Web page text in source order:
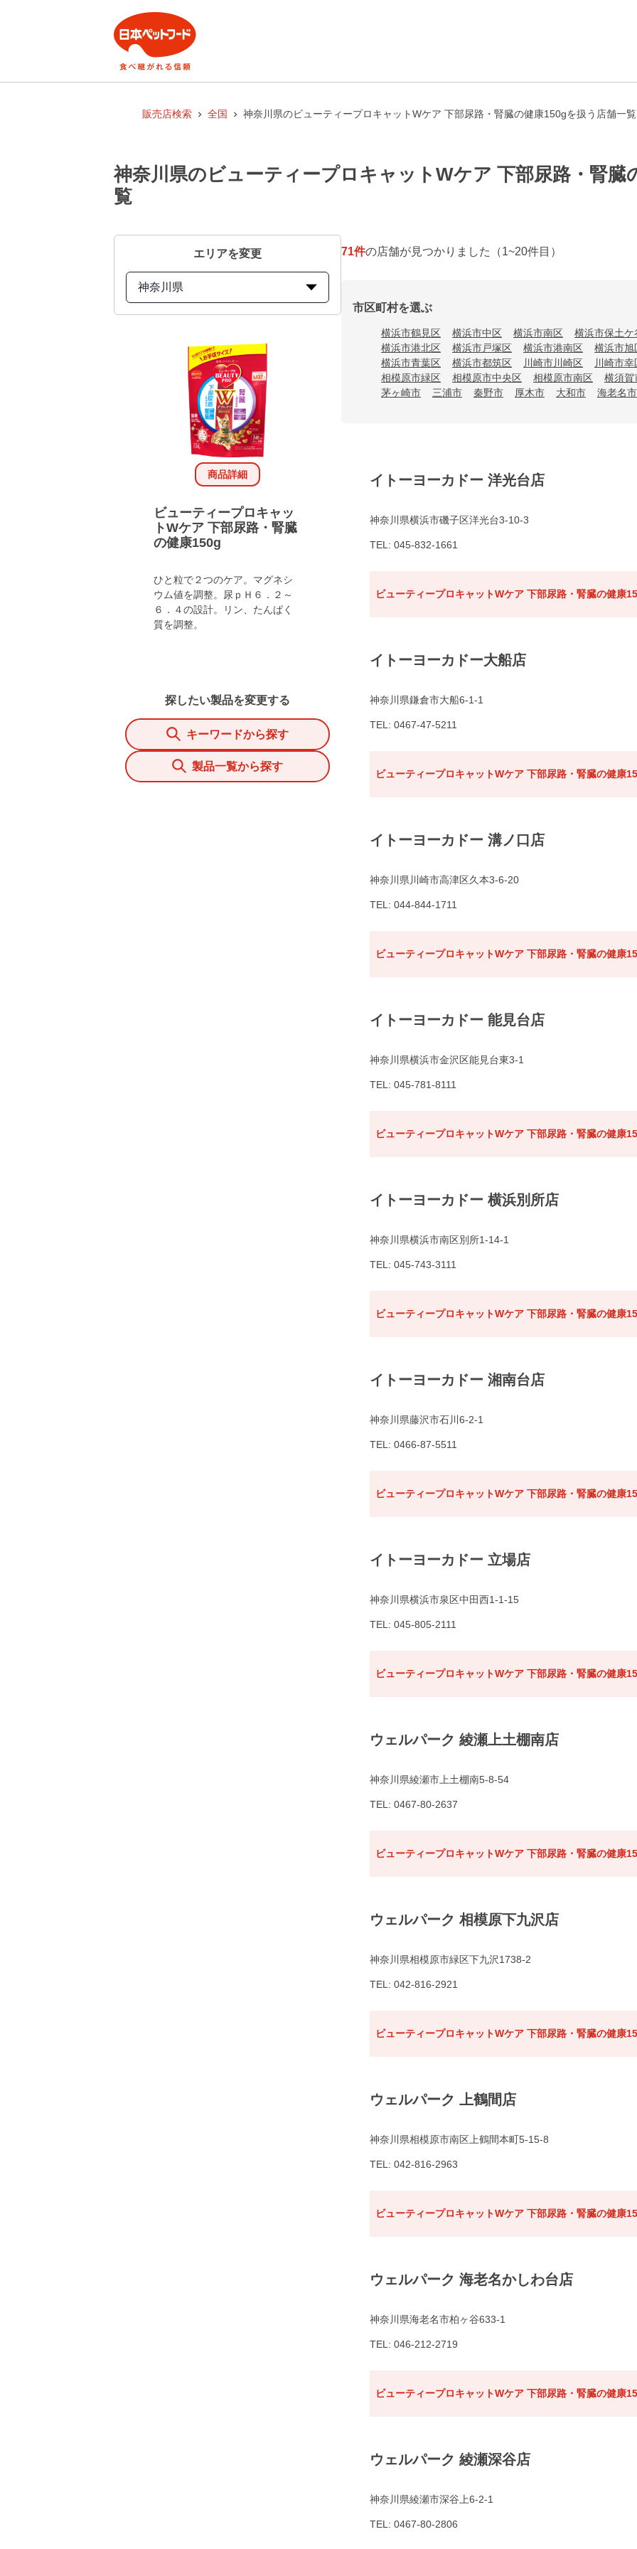
販売店検索 全国 神奈川県のビューティープロキャットWケア 下部尿路・腎臓の健康150gを扱う店舗一覧
神奈川県のビューティープロキャットWケア 下部尿路・腎臓
覧
エリアを変更
神奈川県
商品詳細
ビューティープロキャッ
トWケア 下部尿路・腎臓
の健康150g
ひと粒で２つのケア。マグネシ
ウム値を調整。尿ｐＨ６．２～
６．４の設計。リン、たんぱく
質を調整。
探したい製品を変更する
キーワードから探す
製品一覧から探す
71件の店舗が見つかりました （1~20件目）
市区町村を選ぶ
横浜市鶴見区 横浜市中区 横浜市南区
横浜市保土ケ
横浜市港北区
横浜市戸塚区 横浜市港南区
横浜市旭
横浜市青葉区
横浜市都筑区 川崎市川崎区
川崎市幸
相模原市緑区
相模原市中央区 相模原市南区
横須賀
茅ヶ崎市
三浦市 秦野市 厚木市 大和市 海老名市
イトーヨーカドー 洋光台店
神奈川県横浜市磯子区洋光台3-10-3
TEL: 045-832-1661
ビューティープロキャットWケア 下部尿路・腎臓の健康
イトーヨーカドー大船店
神奈川県鎌倉市大船6-1-1
TEL: 0467-47-5211
ビューティープロキャットWケア 下部尿路・腎臓の健康
イトーヨーカドー 溝ノ口店
神奈川県川崎市高津区久本3-6-20
TEL: 044-844-1711
ビューティープロキャットWケア 下部尿路・腎臓の健康
イトーヨーカドー 能見台店
神奈川県横浜市金沢区能見台東3-1
TEL: 045-781-8111
ビューティープロキャットWケア 下部尿路・腎臓の健康
イトーヨーカドー 横浜別所店
神奈川県横浜市南区別所1-14-1
TEL: 045-743-3111
ビューティープロキャットWケア 下部尿路・腎臓の健康
イトーヨーカドー 湘南台店
神奈川県藤沢市石川6-2-1
TEL: 0466-87-5511
ビューティープロキャットWケア 下部尿路・腎臓の健康
イトーヨーカドー 立場店
神奈川県横浜市泉区中田西1-1-15
TEL: 045-805-2111
ビューティープロキャットWケア 下部尿路・腎臓の健康
ウェルパーク 綾瀬上土棚南店
神奈川県綾瀬市上土棚南5-8-54
TEL: 0467-80-2637
ビューティープロキャットWケア 下部尿路・腎臓の健康
ウェルパーク 相模原下九沢店
神奈川県相模原市緑区下九沢1738-2
TEL: 042-816-2921
ビューティープロキャットWケア 下部尿路・腎臓の健康
ウェルパーク 上鶴間店
神奈川県相模原市南区上鶴間本町5-15-8
TEL: 042-816-2963
ビューティープロキャットWケア 下部尿路・腎臓の健康
ウェルパーク 海老名かしわ台店
神奈川県海老名市柏ヶ谷633-1
TEL: 046-212-2719
ビューティープロキャットWケア 下部尿路・腎臓の健康
ウェルパーク 綾瀬深谷店
神奈川県綾瀬市深谷上6-2-1
TEL: 0467-80-2806